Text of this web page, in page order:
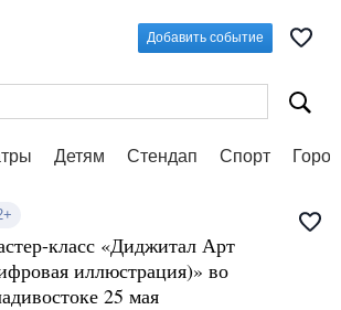
Добавить событие
Детям Стендап Спорт
класс «Диджитал Арт
иллюстрация)» во
25 мая